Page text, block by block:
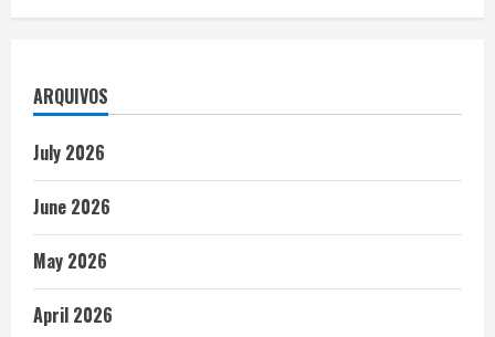
ARQUIVOS
July 2026
June 2026
May 2026
April 2026